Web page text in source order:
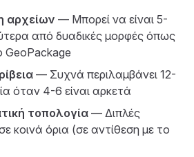
αρχείων — Μπορεί να είναι 5-
από δυαδικές μορφές όπως
GeoPackage
— Συχνά περιλαμβάνει 12-
όταν 4-6 είναι αρκετά
τοπολογία — Διπλές
κοινά όρια (σε αντίθεση με το